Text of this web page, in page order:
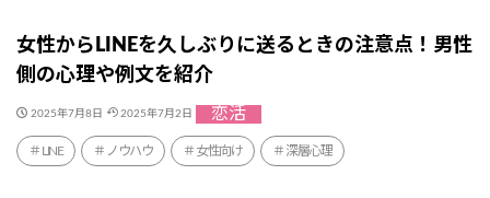
女性からLINEを久しぶりに送るときの注意点！男性
側の心理や例文を紹介
2025年7月8日 2025年7月2日 恋活
LINE ノウハウ 女性向け 深層心理